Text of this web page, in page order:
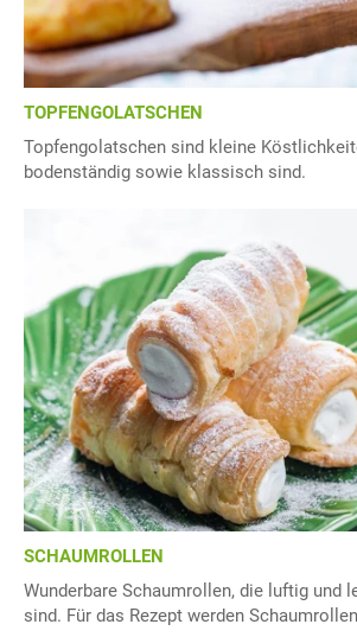
TOPFENGOLATSCHEN
Topfengolatschen sind kleine
bodenständig sowie klassisch sind.
SCHAUMROLLEN
Wunderbare Schaumrollen, die luftig und
sind. Für das Rezept werden